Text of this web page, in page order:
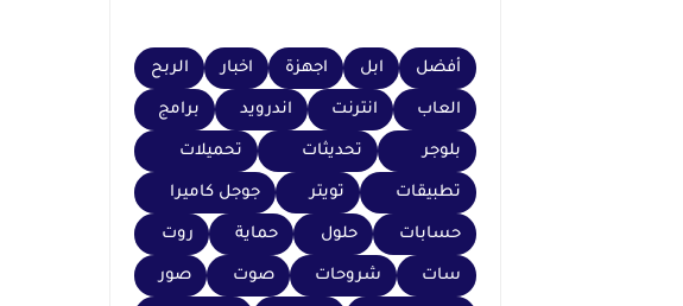
أفضل ابل اجهزة اخبار الربح
العاب انترنت اندرويد برامج
بلوجر تحديثات تحميلات
تطبيقات تويتر جوجل كاميرا
حسابات حلول حماية روت
سات شروحات صوت صور